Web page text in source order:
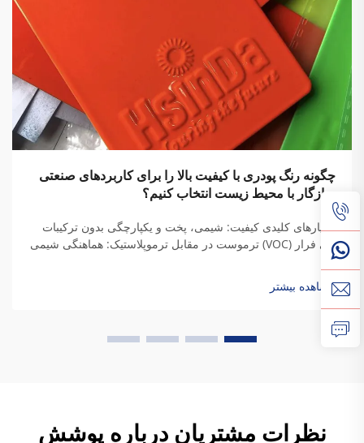
چگونه رنگ پودری با کیفیت بالا را برای کاربردهای صنعتی
سازگار با محیط زیست انتخاب کنیم؟
معیارهای کلیدی کیفیت: شیمی، پخت و یکپارچگی بدون ترکیبات
آلی فرار (VOC) ترموست در مقابل ترموپلاستیک: هماهنگی شیمی
رزین با نیازهای دوام صنعتی هنگامی که رزین‌های ترموست
می‌پزند، پیوندهای عرضی دائمی ایجاد می‌کنند که به آنها استحکام
واقعی می‌دهد...
مشاهده بیشتر
نظرات مشتریان درباره پوشش